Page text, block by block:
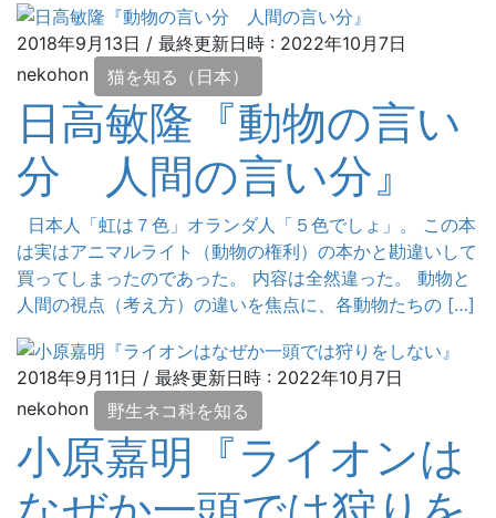
2018年9月13日 / 最終更新日時 : 2022年10月7日
nekohon
猫を知る（日本）
日高敏隆『動物の言い
分 人間の言い分』
日本人「虹は７色」オランダ人「５色でしょ」。 この本
は実はアニマルライト（動物の権利）の本かと勘違いして
買ってしまったのであった。 内容は全然違った。 動物と
人間の視点（考え方）の違いを焦点に、各動物たちの […]
2018年9月11日 / 最終更新日時 : 2022年10月7日
nekohon
野生ネコ科を知る
小原嘉明『ライオンは